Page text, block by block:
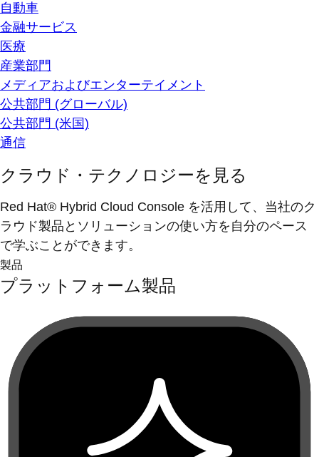
自動車
金融サービス
医療
産業部門
メディアおよびエンターテイメント
公共部門 (グローバル)
公共部門 (米国)
通信
クラウド・テクノロジーを見る
Red Hat® Hybrid Cloud Console を活用して、当社のク
ラウド製品とソリューションの使い方を自分のペース
で学ぶことができます。
製品
プラットフォーム製品